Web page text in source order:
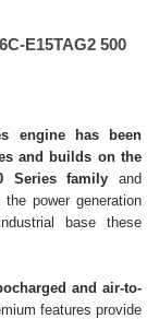
E15TAG2 500
engine has been
and builds on the
Series family and
power generation
base these
and air-to-
features provide